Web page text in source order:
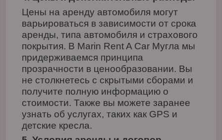
Цены на аренду автомобиля могут
варьироваться в зависимости от срока
аренды, типа автомобиля и страхового
покрытия. В Marin Rent A Car Мугла мы
придерживаемся принципа
прозрачности в ценообразовании. Вы
не столкнетесь с скрытыми сборами и
получите полную информацию о
стоимости. Также вы можете заранее
узнать об услугах, таких как GPS и
детские кресла.